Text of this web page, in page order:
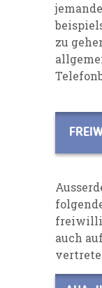
zu
auch